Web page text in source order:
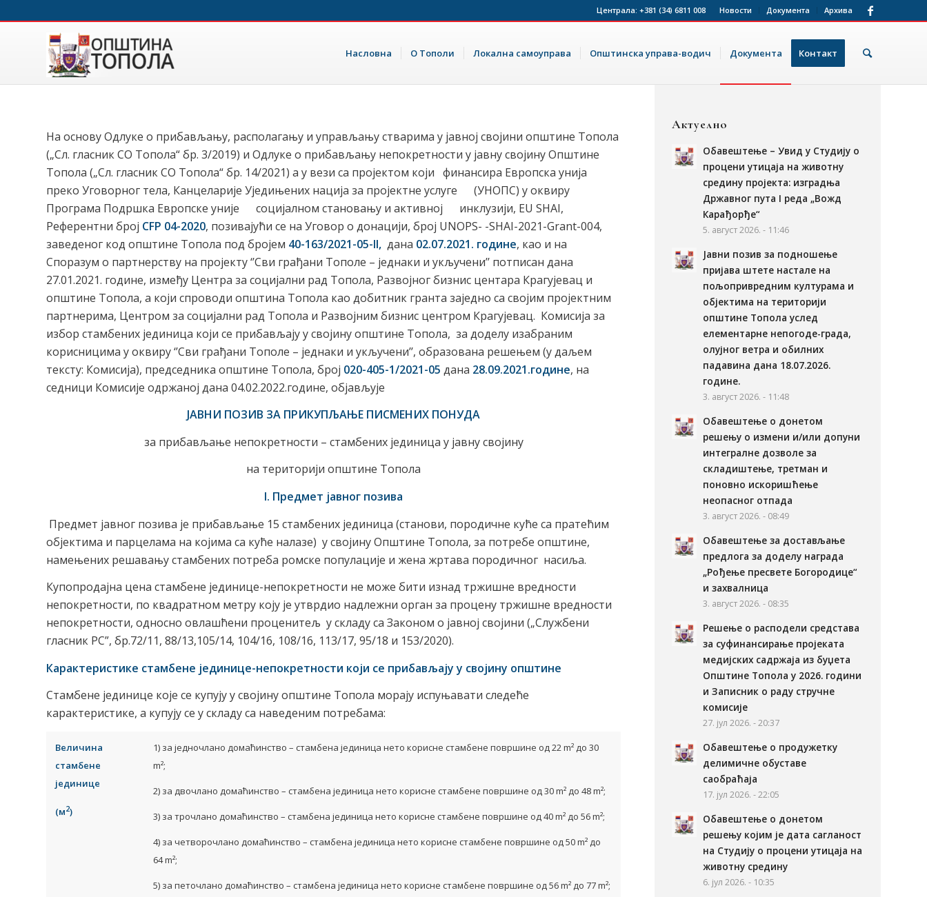
Новости Документа Архива
Централа: +381 (34) 6811 008
Насловна О Тополи Локална самоуправа Општинска управа-водич Документа Контакт
На основу Одлуке о прибављању, располагању и управљању стварима у јавној својини општине Топола
(„Сл. гласник СО Топола“ бр. 3/2019) и Одлуке о прибављању непокретности у јавну својину Општине
Топола („Сл. гласник СО Топола“ бр. 14/2021) а у вези са пројектом кoји финансира Европска унија
преко Уговорног тела, Канцеларије Уједињених нација за пројектне услуге (УНОПС) у оквиру
Програма Подршка Европске уније социјалном становању и активној инклузији, EU SHAI,
Референтни број CFP 04-2020, позивајући се на Уговор о донацији, број UNOPS- -SHAI-2021-Grant-004,
заведеног код општине Топола под бројем 40-163/2021-05-II, дана 02.07.2021. године, као и на
Споразум о партнерству на пројекту ‘’Сви грађани Тополе – једнаки и укључени’’ потписан дана
27.01.2021. године, између Центра за социјални рад Топола, Развојног бизнис центара Крагујевац и
општине Топола, а који спроводи општина Топола као добитник гранта заједно са својим пројектним
партнерима, Центром за социјални рад Топола и Развојним бизнис центром Крагујевац. Комисија за
избор стамбених јединица који се прибављају у својину општине Топола, за доделу изабраним
корисницима у оквиру ‘’Сви грађани Тополе – једнаки и укључени’’, образована решењем (у даљем
тексту: Комисија), председника општине Топола, број 020-405-1/2021-05 дана 28.09.2021.године, на
седници Комисије одржаној дана 04.02.2022.године, објављује
ЈАВНИ ПОЗИВ ЗА ПРИКУПЉАЊЕ ПИСМЕНИХ ПОНУДА
за прибављање непокретности – стамбених јединица у јавну својину
на територији општине Топола
I. Предмет јавног позива
Предмет јавног позива је прибављање 15 стамбених јединица (станови, породичне куће са пратећим
објектима и парцелaма на којима са куће налазе) у својину Општине Топола, за потребе општине,
намењених решавању стамбених потреба ромске популације и жена жртава породичног насиља.
Купопродајна цена стамбене јединице-непокретности не може бити изнад тржишне вредности
непокретности, по квадратном метру коју је утврдио надлежни орган за процену тржишне вредности
непокретности, односно овлашћени проценитељ у складу са Законом о јавној својини („Службени
гласник РС”, бр.72/11, 88/13,105/14, 104/16, 108/16, 113/17, 95/18 и 153/2020).
Карактеристике стамбене јединице-непокретности који се прибављају у својину општине
Стамбене јединице које се купују у својину општине Топола морају испуњавати следеће
карактеристике, а купују се у складу са наведеним потребама:
Величина
стамбене
јединице
(м2)
1) за једночлано домаћинство – стамбена јединица нето корисне стамбене површине од 22 m² до 30
m²;
2) за двочлано домаћинство – стамбена јединица нето корисне стамбене површине од 30 m² до 48 m²;
3) за трочлано домаћинство – стамбена јединица нето корисне стамбене површине од 40 m² до 56 m²;
4) за четворочлано домаћинство – стамбена јединица нето корисне стамбене површине од 50 m² до
64 m²;
5) за петочлано домаћинство – стамбена јединица нето корисне стамбене површине од 56 m² до 77 m²;
Актуелно
Обавештење – Увид у Студију о
процени утицаја на животну
средину пројекта: изградња
Државног пута I реда „Вожд
Карађорђе“
5. август 2026. - 11:46
Јавни позив за подношење
пријава штете настале на
пољопривредним културама и
објектима на територији
општине Топола услед
елементарне непогоде-града,
олујног ветра и обилних
падавина дана 18.07.2026.
године.
3. август 2026. - 11:48
Обавештење о донетом
решењу о измени и/или допуни
интегралне дозволе за
складиштење, третман и
поновно искоришћење
неопасног отпада
3. август 2026. - 08:49
Обавештење за достављање
предлога за доделу награда
„Рођење пресвете Богородице“
и захвалница
3. август 2026. - 08:35
Решење о расподели средстава
за суфинансирање пројеката
медијских садржаја из буџета
Општине Топола у 2026. години
и Записник о раду стручне
комисије
27. јул 2026. - 20:37
Обавештење о продужетку
делимичне обуставе
саобраћаја
17. јул 2026. - 22:05
Обавештење о донетом
решењу којим је дата сагланост
на Студију о процени утицаја на
животну средину
6. јул 2026. - 10:35